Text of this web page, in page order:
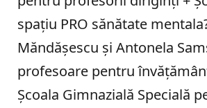
spaţiu PRO sănătate
Măndăşescu şi Antonela
profesoare pentru
Şcoala Gimnazială Specială